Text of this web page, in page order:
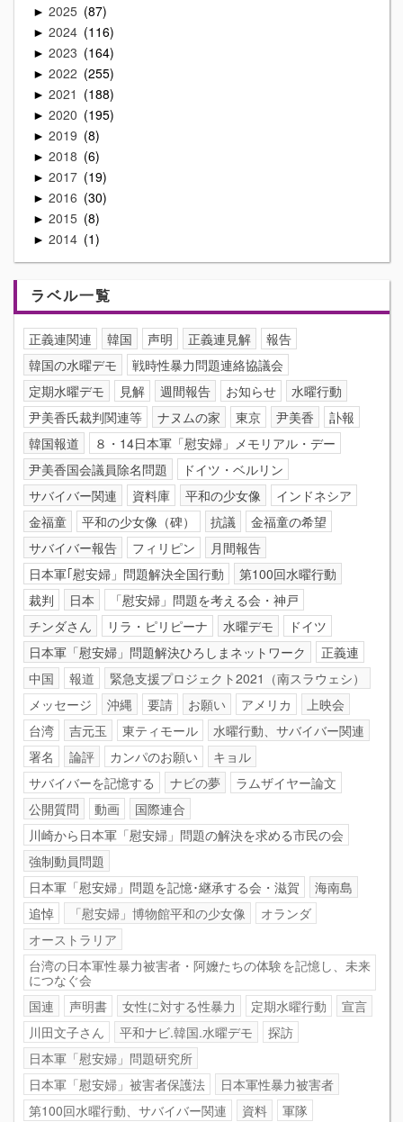
► 2025 87
► 2024 116
► 2023 164
► 2022 255
► 2021 188
► 2020 195
► 2019 8
► 2018 6
► 2017 19
► 2016 30
► 2015 8
► 2014 1
ラベル一覧
正義連関連 韓国 声明 正義連見解
報告
韓国の水曜デモ
戦時性暴力問題連絡協議会
定期水曜デモ
見解 週間報告 お知らせ
水曜行動
尹美香氏裁判関連等
ナヌムの家 東京 尹美香
訃報
韓国報道
８・14日本軍「慰安婦」メモリアル・デー
尹美香国会議員除名問題
ドイツ・ベルリン
サバイバー関連
資料庫 平和の少女像
インドネシア
金福童
平和の少女像（碑） 抗議
金福童の希望
サバイバー報告
フィリピン
月間報告
日本軍｢慰安婦」問題解決全国行動
第100回水曜行動
裁判
日本
「慰安婦」問題を考える会・神戸
チンダさん
リラ・ピリピーナ 水曜デモ
ドイツ
日本軍「慰安婦」問題解決ひろしまネットワーク
正義連
中国
報道
緊急支援プロジェクト2021（南スラウェシ）
メッセージ
沖縄 要請 お願い アメリカ
上映会
台湾
吉元玉 東ティモール
水曜行動、サバイバー関連
署名
論評 カンパのお願い
キョル
サバイバーを記憶する
ナビの夢
ラムザイヤー論文
公開質問
動画
国際連合
川崎から日本軍「慰安婦」問題の解決を求める市民の会
強制動員問題
日本軍「慰安婦」問題を記憶･継承する会・滋賀
海南島
追悼
「慰安婦」博物館平和の少女像
オランダ
オーストラリア
台湾の日本軍性暴力被害者・阿嬤たちの体験を記憶し、未来
につなぐ会
国連
声明書 女性に対する性暴力 定期水曜行動
宣言
川田文子さん
平和ナビ.韓国.水曜デモ
探訪
日本軍「慰安婦」問題研究所
日本軍「慰安婦」被害者保護法
日本軍性暴力被害者
第100回水曜行動、サバイバー関連
資料
軍隊